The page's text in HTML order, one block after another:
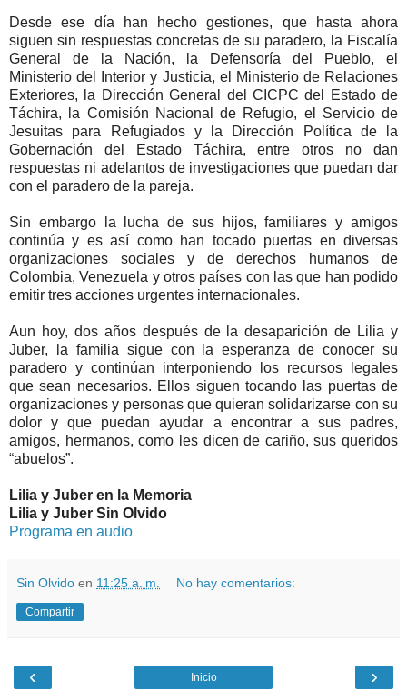
Desde ese día han hecho gestiones, que hasta ahora
siguen sin respuestas concretas de su paradero, la Fiscalía
General de la Nación, la Defensoría del Pueblo, el
Ministerio del Interior y Justicia, el Ministerio de Relaciones
Exteriores, la Dirección General del CICPC del Estado de
Táchira, la Comisión Nacional de Refugio, el Servicio de
Jesuitas para Refugiados y la Dirección Política de la
Gobernación del Estado Táchira, entre otros no dan
respuestas ni adelantos de investigaciones que puedan dar
con el paradero de la pareja.
Sin embargo la lucha de sus hijos, familiares y amigos
continúa y es así como han tocado puertas en diversas
organizaciones sociales y de derechos humanos de
Colombia, Venezuela y otros países con las que han podido
emitir tres acciones urgentes internacionales.
Aun hoy, dos años después de la desaparición de Lilia y
Juber, la familia sigue con la esperanza de conocer su
paradero y continúan interponiendo los recursos legales
que sean necesarios. Ellos siguen tocando las puertas de
organizaciones y personas que quieran solidarizarse con su
dolor y que puedan ayudar a encontrar a sus padres,
amigos, hermanos, como les dicen de cariño, sus queridos
“abuelos”.
Lilia y Juber en la Memoria
Lilia y Juber Sin Olvido
Programa en audio
Sin Olvido en 11:25 a. m. No hay comentarios:
Compartir
‹ ›
Inicio